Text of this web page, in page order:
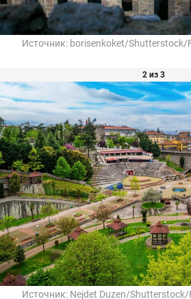
Источник: borisenkoket/Shutterstock/
2 из 3
Источник: Nejdet Duzen/